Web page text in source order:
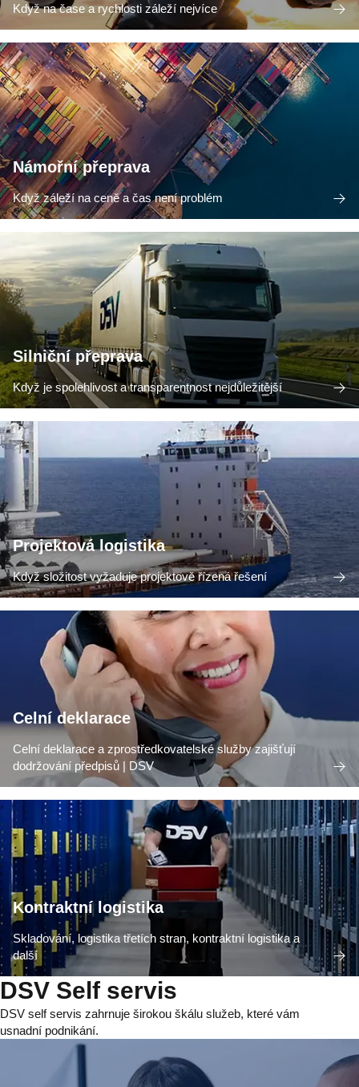
Když na čase a rychlosti záleží nejvíce
Námořní přeprava
Když záleží na ceně a čas není problém
Silniční přeprava
Když je spolehlivost a transparentnost nejdůležitější
Projektová logistika
Když složitost vyžaduje projektově řízená řešení
Celní deklarace
Celní deklarace a zprostředkovatelské služby zajišťují
dodržování předpisů | DSV
Kontraktní logistika
Skladování, logistika třetích stran, kontraktní logistika a
další
DSV Self servis
DSV self servis zahrnuje širokou škálu služeb, které vám
usnadní podnikání.